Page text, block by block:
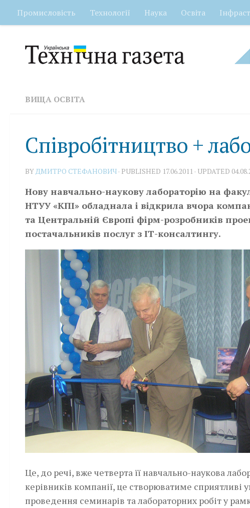
Skip to content
Промисловість Технології Наука Освіта
ВИЩА ОСВІТА
Співробітництво +
BYДМИТРО СТЕФАНОВИЧ · PUBLISHED 17.06.2011 · UPDATED
Нову навчально-наукову лабораторію на
НТУУ «КПІ» обладнала і відкрила вчора
та Центральній Європі фірм-розробників
постачальників послуг з ІТ-консалтингу.
Це, до речі, вже четверта її навчально-наукова
керівників компанії, це створюватиме сприятливі
проведення семинарів та лабораторних робіт у